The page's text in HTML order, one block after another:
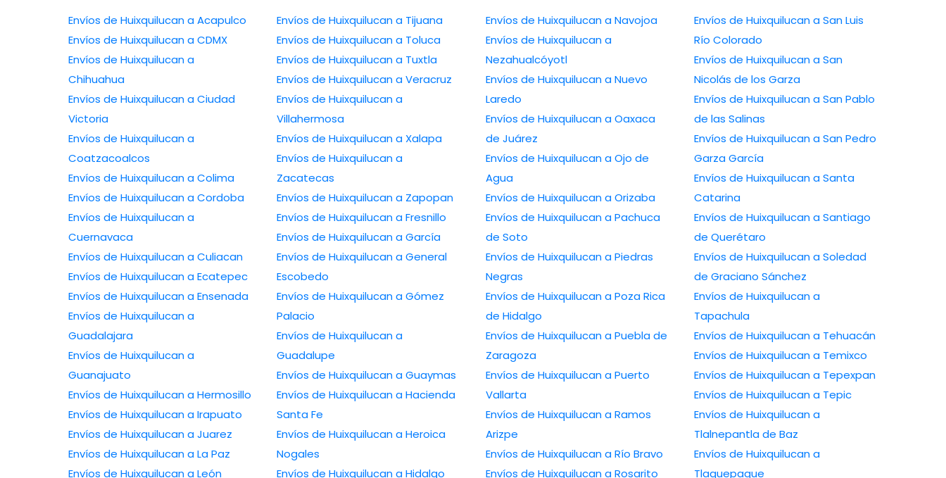
Envíos de Huixquilucan a Acapulco
Envíos de Huixquilucan a CDMX
Envíos de Huixquilucan a
Chihuahua
Envíos de Huixquilucan a Ciudad
Victoria
Envíos de Huixquilucan a
Coatzacoalcos
Envíos de Huixquilucan a Colima
Envíos de Huixquilucan a Cordoba
Envíos de Huixquilucan a
Cuernavaca
Envíos de Huixquilucan a Culiacan
Envíos de Huixquilucan a Ecatepec
Envíos de Huixquilucan a Ensenada
Envíos de Huixquilucan a
Guadalajara
Envíos de Huixquilucan a
Guanajuato
Envíos de Huixquilucan a Hermosillo
Envíos de Huixquilucan a Irapuato
Envíos de Huixquilucan a Juarez
Envíos de Huixquilucan a La Paz
Envíos de Huixquilucan a León
Envíos de Huixquilucan a Tijuana
Envíos de Huixquilucan a Toluca
Envíos de Huixquilucan a Tuxtla
Envíos de Huixquilucan a Veracruz
Envíos de Huixquilucan a
Villahermosa
Envíos de Huixquilucan a Xalapa
Envíos de Huixquilucan a
Zacatecas
Envíos de Huixquilucan a Zapopan
Envíos de Huixquilucan a Fresnillo
Envíos de Huixquilucan a García
Envíos de Huixquilucan a General
Escobedo
Envíos de Huixquilucan a Gómez
Palacio
Envíos de Huixquilucan a
Guadalupe
Envíos de Huixquilucan a Guaymas
Envíos de Huixquilucan a Hacienda
Santa Fe
Envíos de Huixquilucan a Heroica
Nogales
Envíos de Huixquilucan a Hidalgo
Envíos de Huixquilucan a Navojoa
Envíos de Huixquilucan a
Nezahualcóyotl
Envíos de Huixquilucan a Nuevo
Laredo
Envíos de Huixquilucan a Oaxaca
de Juárez
Envíos de Huixquilucan a Ojo de
Agua
Envíos de Huixquilucan a Orizaba
Envíos de Huixquilucan a Pachuca
de Soto
Envíos de Huixquilucan a Piedras
Negras
Envíos de Huixquilucan a Poza Rica
de Hidalgo
Envíos de Huixquilucan a Puebla de
Zaragoza
Envíos de Huixquilucan a Puerto
Vallarta
Envíos de Huixquilucan a Ramos
Arizpe
Envíos de Huixquilucan a Río Bravo
Envíos de Huixquilucan a Rosarito
Envíos de Huixquilucan a San Luis
Río Colorado
Envíos de Huixquilucan a San
Nicolás de los Garza
Envíos de Huixquilucan a San Pablo
de las Salinas
Envíos de Huixquilucan a San Pedro
Garza García
Envíos de Huixquilucan a Santa
Catarina
Envíos de Huixquilucan a Santiago
de Querétaro
Envíos de Huixquilucan a Soledad
de Graciano Sánchez
Envíos de Huixquilucan a
Tapachula
Envíos de Huixquilucan a Tehuacán
Envíos de Huixquilucan a Temixco
Envíos de Huixquilucan a Tepexpan
Envíos de Huixquilucan a Tepic
Envíos de Huixquilucan a
Tlalnepantla de Baz
Envíos de Huixquilucan a
Tlaquepaque